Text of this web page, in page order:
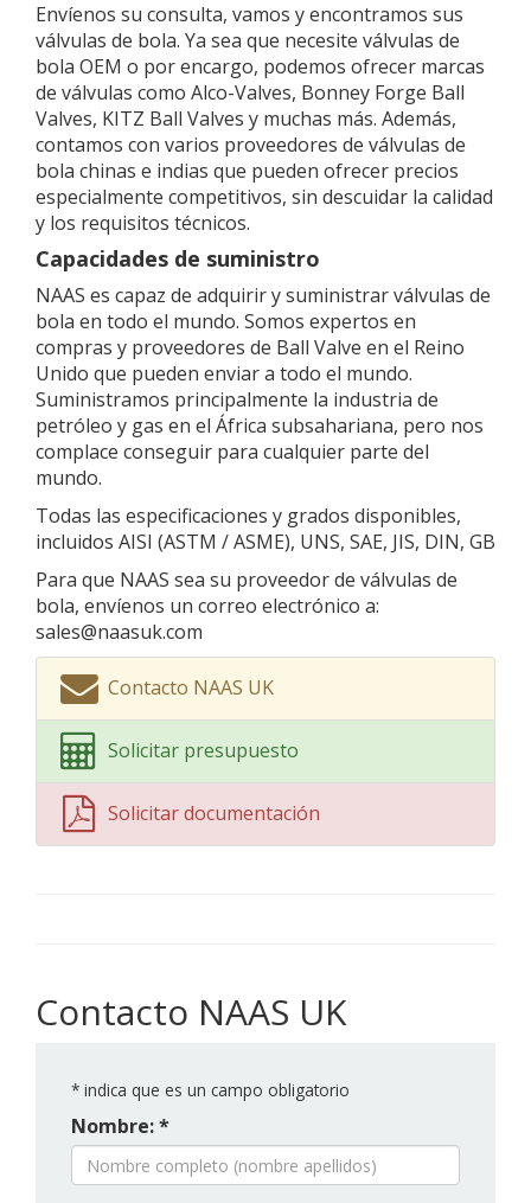
Envíenos su consulta, vamos y encontramos sus
válvulas de bola. Ya sea que necesite válvulas de
bola OEM o por encargo, podemos ofrecer marcas
de válvulas como Alco-Valves, Bonney Forge Ball
Valves, KITZ Ball Valves y muchas más. Además,
contamos con varios proveedores de válvulas de
bola chinas e indias que pueden ofrecer precios
especialmente competitivos, sin descuidar la calidad
y los requisitos técnicos.
Capacidades de suministro
NAAS es capaz de adquirir y suministrar válvulas de
bola en todo el mundo. Somos expertos en
compras y proveedores de Ball Valve en el Reino
Unido que pueden enviar a todo el mundo.
Suministramos principalmente la industria de
petróleo y gas en el África subsahariana, pero nos
complace conseguir para cualquier parte del
mundo.
Todas las especificaciones y grados disponibles,
incluidos AISI (ASTM / ASME), UNS, SAE, JIS, DIN, GB
Para que NAAS sea su proveedor de válvulas de
bola, envíenos un correo electrónico a:
sales@naasuk.com
Contacto NAAS UK
Solicitar presupuesto
Solicitar documentación
Contacto NAAS UK
* indica que es un campo obligatorio
Nombre: *